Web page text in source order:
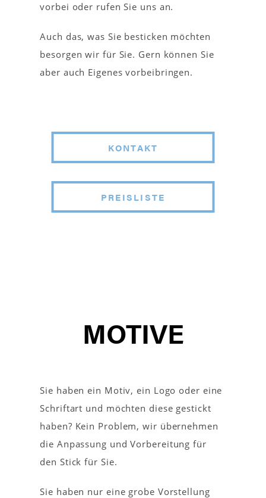
vorbei oder rufen Sie uns an.
Auch das, was Sie besticken möchten
besorgen wir für Sie. Gern können Sie
aber auch Eigenes vorbeibringen.
KONTAKT
PREISLISTE
MOTIVE
Sie haben ein Motiv, ein Logo oder eine
Schriftart und möchten diese gestickt
haben? Kein Problem, wir übernehmen
die Anpassung und Vorbereitung für
den Stick für Sie.
Sie haben nur eine grobe Vorstellung